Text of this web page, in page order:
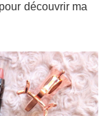
découvrir ma